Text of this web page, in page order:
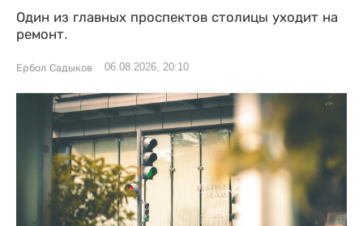
Один из главных проспектов столицы уходит на
ремонт.
Ербол Садыков 06.08.2026, 20:10